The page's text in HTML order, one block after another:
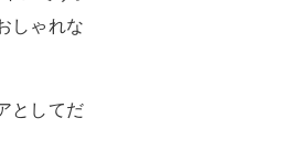
しゃれな
としてだ